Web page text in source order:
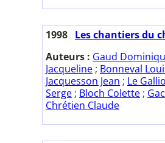
1998 Les chantiers du
Auteurs : Gaud
Jacqueline ; Bonneval
Jacquesson Jean ; Le
Serge ; Bloch Colette ;
Chrétien Claude